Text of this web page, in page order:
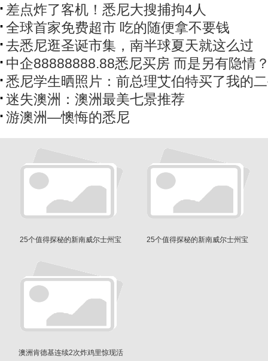
差点炸了客机！悉尼大搜捕拘4人
全球首家免费超市 吃的随便拿不要钱
去悉尼逛圣诞市集，南半球夏天就这么过
中企88888888.88悉尼买房 而是另有隐情
悉尼学生晒照片：前总理艾伯特买了我的
迷失澳洲：澳洲最美七景推荐
游澳洲—懊悔的悉尼
25个值得探秘的新南威尔士州宝
25个值得探秘的新南威尔士州宝
澳洲肯德基连续2次炸鸡里惊现活